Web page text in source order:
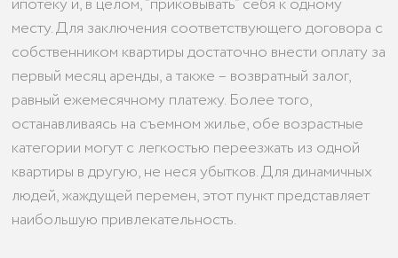
месту. Для заключения соответствующего договора с
собственником квартиры достаточно внести оплату за
первый месяц аренды, а также – возвратный залог,
равный ежемесячному платежу. Более того,
останавливаясь на съемном жилье, обе возрастные
категории могут с легкостью переезжать из одной
квартиры в другую, не неся убытков. Для динамичных
людей, жаждущей перемен, этот пункт представляет
наибольшую привлекательность.